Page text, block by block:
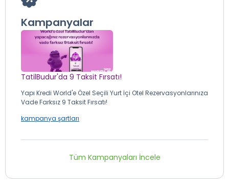
Kampanyalar
TatilBudur'da 9 Taksit Fırsatı!
Yapı Kredi World'e Özel Seçili Yurt İçi Otel Rezervasyonlarınıza
Vade Farksız 9 Taksit Fırsatı!
kampanya şartları
Tüm Kampanyaları İncele